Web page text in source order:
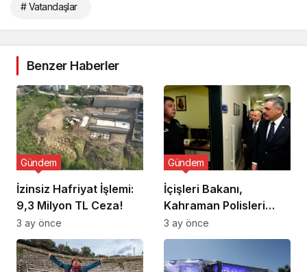
# Vatandaşlar
Benzer Haberler
İzinsiz Hafriyat İşlemi:
9,3 Milyon TL Ceza!
Gündem
3 ay önce
İçişleri Bakanı,
Kahraman Polisleri
Ziyaret Etti
Gündem
3 ay önce